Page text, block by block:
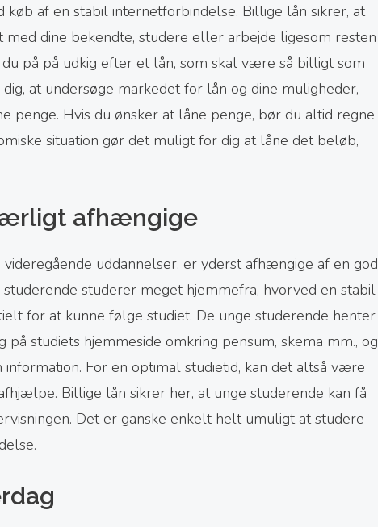
køb af en stabil internetforbindelse. Billige lån sikrer, at
med dine bekendte, studere eller arbejde ligesom resten
på på udkig efter et lån, som skal være så billigt som
at undersøge markedet for lån og dine muligheder,
penge. Hvis du ønsker at låne penge, bør du altid regne
situation gør det muligt for dig at låne det beløb,
afhængige
uddannelser, er yderst afhængige af en god
studerer meget hjemmefra, hvorved en stabil
for at kunne følge studiet. De unge studerende henter
på studiets hjemmeside omkring pensum, skema mm., og
For en optimal studietid, kan det altså være
Billige lån sikrer her, at unge studerende kan få
Det er ganske enkelt helt umuligt at studere